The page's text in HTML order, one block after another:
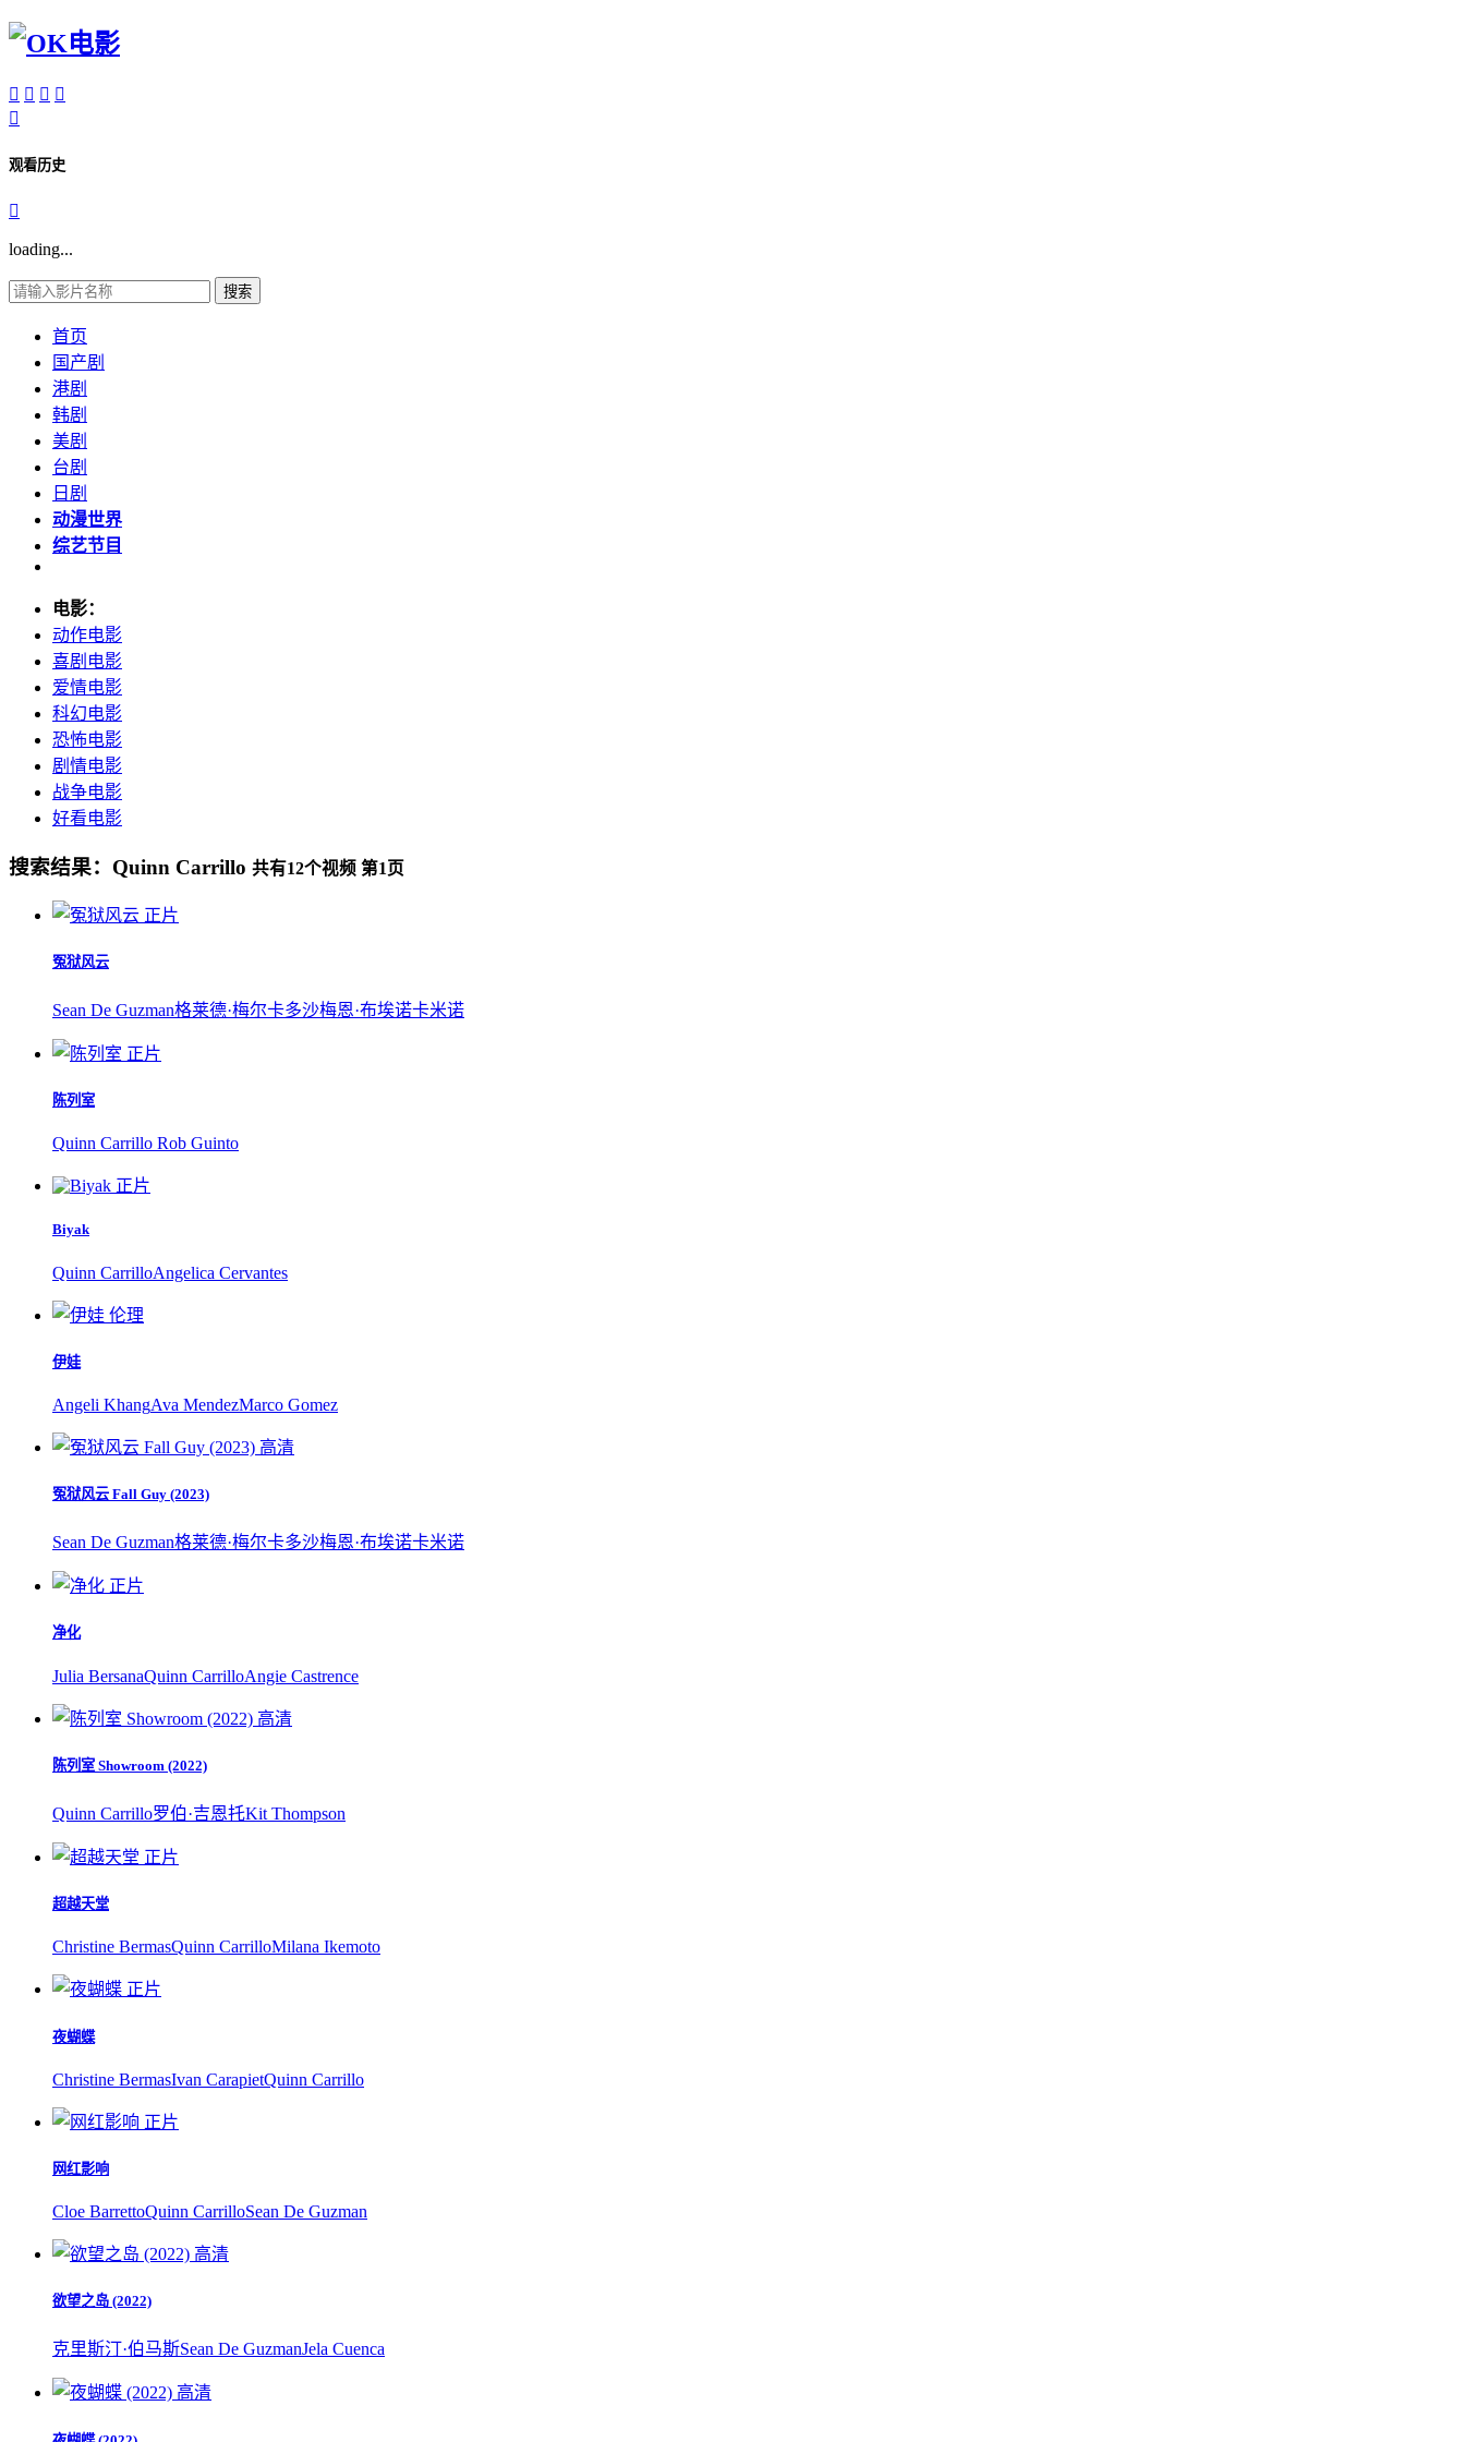
   

观看历史

loading...
搜索
首页
国产剧
港剧
韩剧
美剧
台剧
日剧
动漫世界
综艺节目
电影：
动作电影
喜剧电影
爱情电影
科幻电影
恐怖电影
剧情电影
战争电影
好看电影
搜索结果： Quinn Carrillo 共有12个视频 第1 页
正片
冤狱风云
Sean De Guzman格莱德·梅尔卡多沙梅恩·布埃诺卡米诺
正片
陈列室
Quinn Carrillo Rob Guinto
正片
Biyak
Quinn CarrilloAngelica Cervantes
伦理
伊娃
Angeli KhangAva MendezMarco Gomez
高清
冤狱风云 Fall Guy (2023)
Sean De Guzman格莱德·梅尔卡多沙梅恩·布埃诺卡米诺
正片
净化
Julia BersanaQuinn CarrilloAngie Castrence
高清
陈列室 Showroom (2022)
Quinn Carrillo罗伯·吉恩托Kit Thompson
正片
超越天堂
Christine BermasQuinn CarrilloMilana Ikemoto
正片
夜蝴蝶
Christine BermasIvan CarapietQuinn Carrillo
正片
网红影响
Cloe BarrettoQuinn CarrilloSean De Guzman
高清
欲望之岛 (2022)
克里斯汀·伯马斯Sean De GuzmanJela Cuenca
高清